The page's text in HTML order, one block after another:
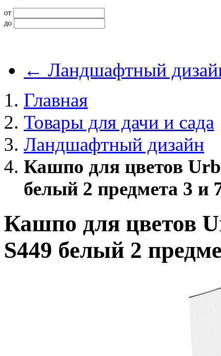
от
до
← Ландшафтный
Главная
Товары для дачи и сада
Ландшафтный дизайн
Кашпо для цветов
белый 2 предмета 3 и
Кашпо для цветов
S449 белый 2